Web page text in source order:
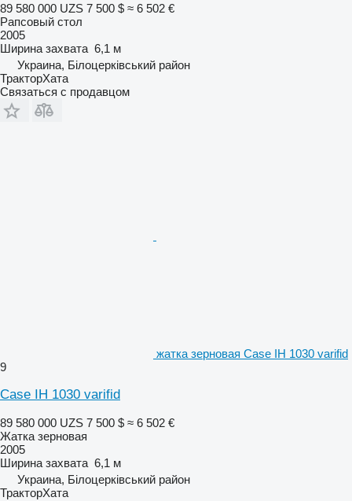
89 580 000 UZS 7 500 $ ≈ 6 502 €
Рапсовый стол
2005
Ширина захвата 6,1 м
Украина, Білоцерківський район
ТракторХата
Связаться с продавцом
жатка зерновая Case IH 1030 varifid
9
Case IH 1030 varifid
89 580 000 UZS 7 500 $ ≈ 6 502 €
Жатка зерновая
2005
Ширина захвата 6,1 м
Украина, Білоцерківський район
ТракторХата